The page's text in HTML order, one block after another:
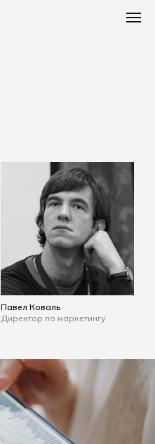
Павел Коваль
Директор по маркетингу